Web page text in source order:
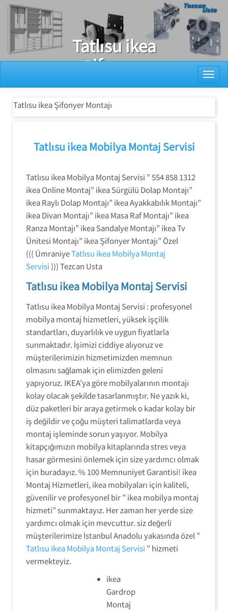
Ray Dolap Tamiri
Tatlısu ikea
Şifonyer
Montajı
Tatlısu ikea Şifonyer Montajı
Tatlısu ikea Mobilya Montaj Servisi
Tatlısu ikea Mobilya Montaj Servisi ” 554 858 1312
ikea Online Montaj” ikea Sürgülü Dolap Montajı”
ikea Raylı Dolap Montajı” ikea Ayakkabılık Montajı”
ikea Divan Montajı” ikea Masa Raf Montajı” ikea
Ranza Montajı” ikea Sandalye Montajı” ikea Tv
Ünitesi Montajı” ikea Şifonyer Montajı” Özel
((( ÜmraniyeTatlısu ikea Mobilya Montaj
Servisi))) Tezcan Usta
Tatlısu ikea Mobilya Montaj Servisi
Tatlısu ikea Mobilya Montaj Servisi : profesyonel
mobilya montaj hizmetleri, yüksek işçilik
standartları, duyarlılık ve uygun fiyatlarla
sunmaktadır. İşimizi ciddiye alıyoruz ve
müşterilerimizin hizmetimizden memnun
olmasını sağlamak için elimizden geleni
yapıyoruz. IKEA’ya göre mobilyalarının montajı
kolay olacak şekilde tasarlanmıştır. Ne yazık ki,
düz paketleri bir araya getirmek o kadar kolay bir
iş değildir ve çoğu müşteri talimatlarda veya
montaj işleminde sorun yaşıyor. Mobilya
kitapçığımızın mobilya kitaplarında stres veya
hasar görmesini önlemek için size yardımcı olmak
için buradayız. % 100 Memnuniyet Garantisi! ikea
Montaj Hizmetleri, ikea mobilyaları için kaliteli,
güvenilir ve profesyonel bir ” ikea mobilya montaj
hizmeti” sunmaktayız. Her zaman her yerde size
yardımcı olmak için mevcuttur. siz değerli
müşterilerimize İstanbul Anadolu yakasında özel ”
Tatlısu ikea Mobilya Montaj Servisi ” hizmeti
vermekteyiz.
ikea
Gardrop
Montaj